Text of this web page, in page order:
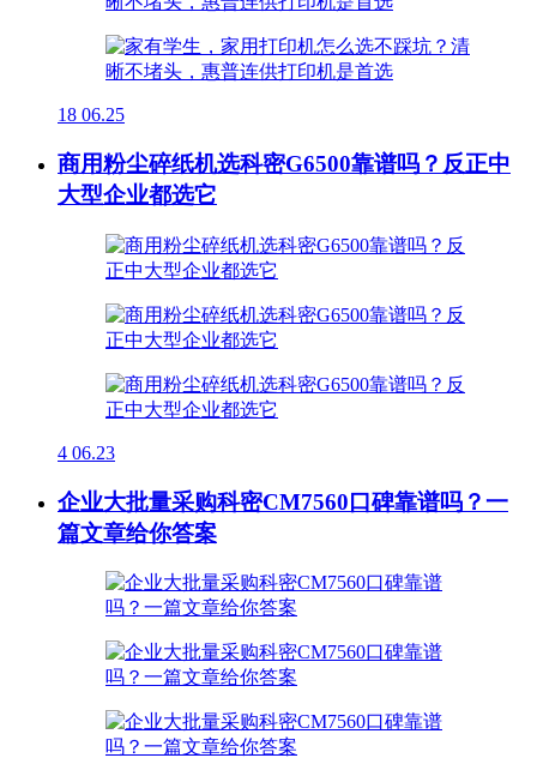
18 06.25
商用粉尘碎纸机选科密G6500靠谱吗？反正中
大型企业都选它
4 06.23
企业大批量采购科密CM7560口碑靠谱吗？一
篇文章给你答案